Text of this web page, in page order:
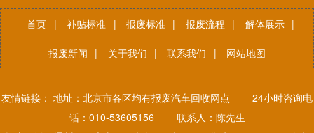
首页 | 补贴标准 | 报废标准 | 报废流程 | 解体展示 |
报废新闻 | 关于我们 | 联系我们 | 网站地图
友情链接： 地址：北京市各区均有报废汽车回收网点 24小时咨询电
话：010-53605156 联系人：陈先生